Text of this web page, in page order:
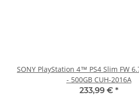
SONY PlayStation 4™ PS4 Slim FW
- 500GB CUH-2016A
233,99 € *